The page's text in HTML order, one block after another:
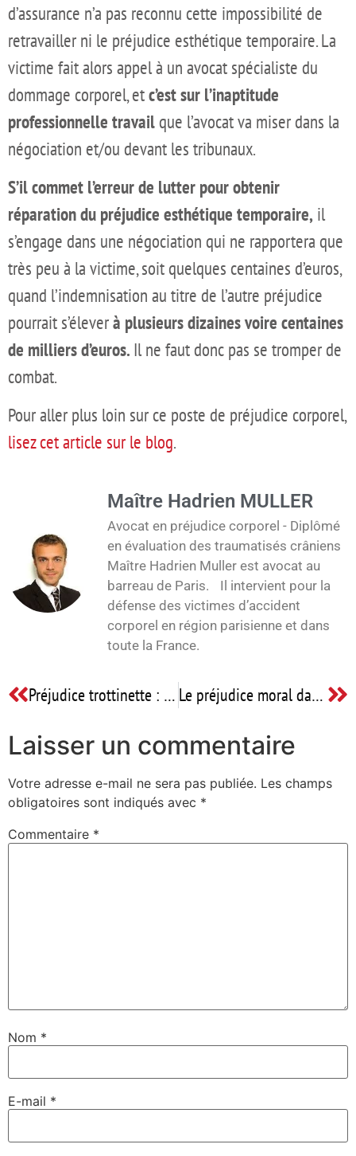
d’assurance n’a pas reconnu cette impossibilité de
retravailler ni le préjudice esthétique temporaire. La
victime fait alors appel à un avocat spécialiste du
dommage corporel, etc’est sur l’inaptitude
professionnelle travail que l’avocat va miser dans la
négociation et/ou devant les tribunaux.
S’il commet l’erreur de lutter pour obtenir
réparation du préjudice esthétique temporaire, il
s’engage dans une négociation qui ne rapportera que
très peu à la victime, soit quelques centaines d’euros,
quand l’indemnisation au titre de l’autre préjudice
pourrait s’éleverà plusieurs dizaines voire centaines
de milliers d’euros. Il ne faut donc pas se tromper de
combat.
Pour aller plus loin sur ce poste de préjudice corporel,
lisez cet article sur le blog.
Maître Hadrien MULLER
Avocat en préjudice corporel - Diplômé
en évaluation des traumatisés crâniens
Maître Hadrien Muller est avocat au
barreau de Paris. Il intervient pour la
défense des victimes d’accident
corporel en région parisienne et dans
toute la France.
Préjudice trottinette : êtes-vous la victime augmentée d’un piéton augmenté ? Le préjudice moral dans un dossier de dommage corporel : quelle indemnisation possible ?
Laisser un commentaire
Votre adresse e-mail ne sera pas publiée. Les champs
obligatoires sont indiqués avec *
Commentaire *
Nom *
E-mail *